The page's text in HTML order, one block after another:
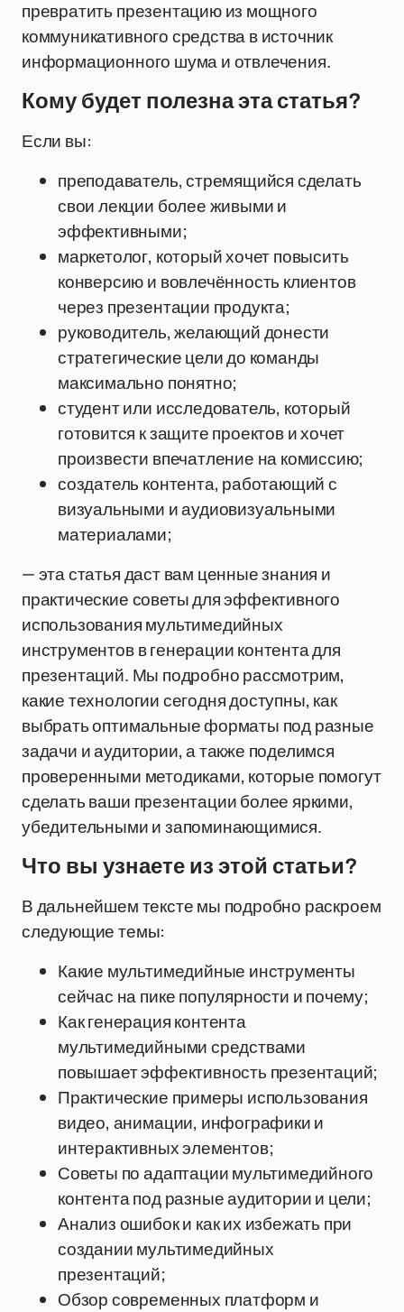
превратить презентацию из мощного
коммуникативного средства в источник
информационного шума и отвлечения.
Кому будет полезна эта статья?
Если вы:
преподаватель, стремящийся сделать
свои лекции более живыми и
эффективными;
маркетолог, который хочет повысить
конверсию и вовлечённость клиентов
через презентации продукта;
руководитель, желающий донести
стратегические цели до команды
максимально понятно;
студент или исследователь, который
готовится к защите проектов и хочет
произвести впечатление на комиссию;
создатель контента, работающий с
визуальными и аудиовизуальными
материалами;
— эта статья даст вам ценные знания и
практические советы для эффективного
использования мультимедийных
инструментов в генерации контента для
презентаций. Мы подробно рассмотрим,
какие технологии сегодня доступны, как
выбрать оптимальные форматы под разные
задачи и аудитории, а также поделимся
проверенными методиками, которые помогут
сделать ваши презентации более яркими,
убедительными и запоминающимися.
Что вы узнаете из этой статьи?
В дальнейшем тексте мы подробно раскроем
следующие темы:
Какие мультимедийные инструменты
сейчас на пике популярности и почему;
Как генерация контента
мультимедийными средствами
повышает эффективность презентаций;
Практические примеры использования
видео, анимации, инфографики и
интерактивных элементов;
Советы по адаптации мультимедийного
контента под разные аудитории и цели;
Анализ ошибок и как их избежать при
создании мультимедийных
презентаций;
Обзор современных платформ и